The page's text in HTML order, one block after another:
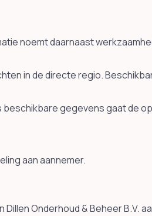
noemt daarnaast
in de directe regio.
beschikbare gegevens gaat de
aan aannemer.
Onderhoud & Beheer B.V.